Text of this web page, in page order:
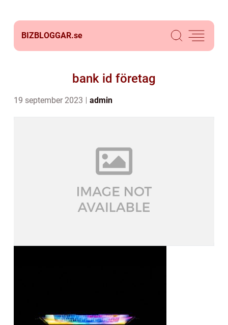
BIZBLOGGAR.se
bank id företag
19 september 2023 admin